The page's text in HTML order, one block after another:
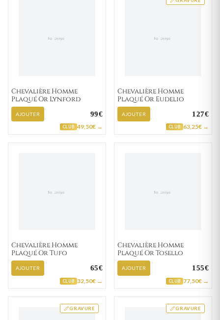
Chevalière Homme
Plaqué Or Lynford
AJOUTER 99€
CLUB 49,50€ →
Chevalière Homme
Plaqué Or Eudelio
AJOUTER 127€
CLUB 63,25€ →
Chevalière Homme
Plaqué Or Tufo
AJOUTER 65€
CLUB 32,50€ →
Chevalière Homme
Plaqué Or Tosello
AJOUTER 155€
CLUB 77,50€ →
GRAVURE GRAVURE